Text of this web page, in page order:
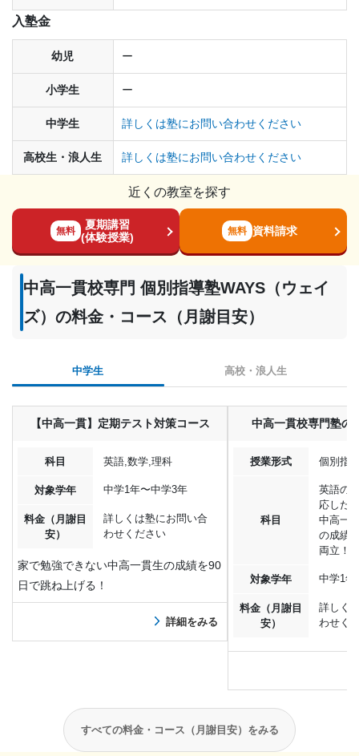
入塾金
幼児 ー
小学生 ー
中学生 詳しくは塾にお問い合わせください
高校生・浪人生 詳しくは塾にお問い合わせください
近くの教室を探す
無料
夏期講習
(体験授業)
無料 資料請求
中高一貫校専門 個別指導塾WAYS（ウェイ
ズ）の料金・コース（月謝目安）
中学生 高校・浪人生
【中高一貫】定期テスト対策コース
科目 英語,数学,理科
対象学年 中学1年〜中学3年
料金（月謝目
安）
詳しくは塾にお問い合
わせください
家で勉強できない中高一貫生の成績を90
日で跳ね上げる！
詳細をみる
中高一貫校専門塾の
授業形式 個別指
科目
英語の4
応した
中高一
の成績
両立！
対象学年 中学1年
料金（月謝目
安）
詳しく
わせく
すべての料金・コース（月謝目安）をみる